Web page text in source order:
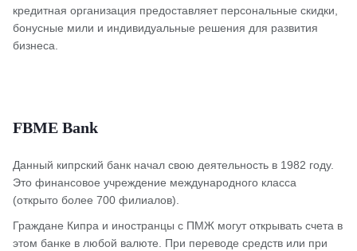
кредитная организация предоставляет персональные скидки,
бонусные мили и индивидуальные решения для развития
бизнеса.
FBME Bank
Данный кипрский банк начал свою деятельность в 1982 году.
Это финансовое учреждение международного класса
(открыто более 700 филиалов).
Граждане Кипра и иностранцы с ПМЖ могут открывать счета в
этом банке в любой валюте. При переводе средств или при